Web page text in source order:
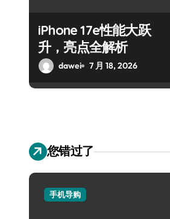
iPhone 17e性能大跃
升，亮点全解析
dawei 7 月 18, 2026
您错过了
手机导购